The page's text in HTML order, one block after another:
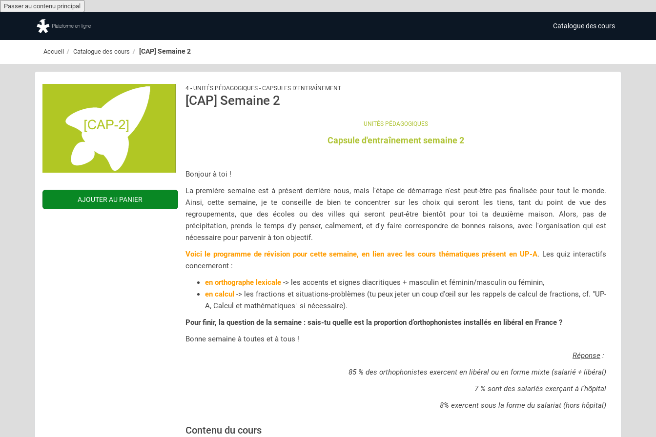
Passer au contenu principal
Passer au contenu principal
Catalogue des cours
Accueil Catalogue des cours [CAP] Semaine 2
4 - UNITÉS PÉDAGOGIQUES - CAPSULES D'ENTRAÎNEMENT
[CAP] Semaine 2
UNITÉS PÉDAGOGIQUES
Capsule d'entraînement semaine 2
Bonjour à toi !
La première semaine est à présent derrière nous, mais l'étape de démarrage n'est peut-être pas finalisée pour tout le monde.
Ainsi, cette semaine, je te conseille de bien te concentrer sur les choix qui seront les tiens, tant du point de vue des
regroupements, que des écoles ou des villes qui seront peut-être bientôt pour toi ta deuxième maison. Alors, pas de
précipitation, prends le temps d'y penser, calmement, et d'y faire correspondre de bonnes raisons, avec l'organisation qui est
nécessaire pour parvenir à ton objectif.
Voici le programme de révision pour cette semaine, en lien avec les cours thématiques présent en UP-A. Les quiz interactifs
concerneront :
en orthographe lexicale-> les accents et signes diacritiques + masculin et féminin/masculin ou féminin,
en calcul -> les fractions et situations-problèmes (tu peux jeter un coup d'œil sur les rappels de calcul de fractions, cf. "UP-
A, Calcul et mathématiques" si nécessaire).
Pour finir, la question de la semaine : sais-tu quelle est la proportion d’orthophonistes installés en libéral en France ?
Bonne semaine à toutes et à tous !
Réponse :
85 % des orthophonistes exercent en libéral ou en forme mixte (salarié + libéral)
7 % sont des salariés exerçant à l’hôpital
8% exercent sous la forme du salariat (hors hôpital)
Contenu du cours